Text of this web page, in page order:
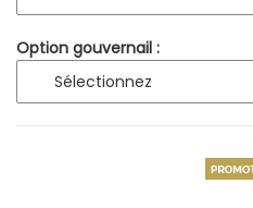
Option gouvernail :